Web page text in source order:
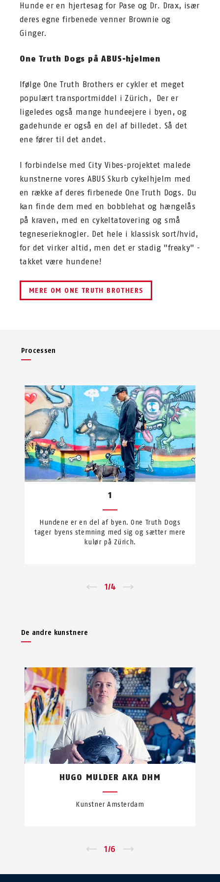
Hunde er en hjertesag for Pase og Dr. Drax, især
deres egne firbenede venner Brownie og
Ginger.
One Truth Dogs på ABUS-hjelmen
Ifølge One Truth Brothers er cykler et meget
populært transportmiddel i Zürich, Der er
ligeledes også mange hundeejere i byen, og
gadehunde er også en del af billedet. Så det
ene fører til det andet.
I forbindelse med City Vibes-projektet malede
kunstnerne vores ABUS Skurb cykelhjelm med
en række af deres firbenede One Truth Dogs. Du
kan finde dem med en bobblehat og hængelås
på kraven, med en cykeltatovering og små
tegneserieknogler. Det hele i klassisk sort/hvid,
for det virker altid, men det er stadig "freaky" -
takket være hundene!
MERE OM ONE TRUTH BROTHERS
Processen
1
Hundene er en del af byen. One Truth Dogs
tager byens stemning med sig og sætter mere
kulør på Zürich.
1/4
De andre kunstnere
HUGO MULDER AKA DHM
Kunstner Amsterdam
1/6